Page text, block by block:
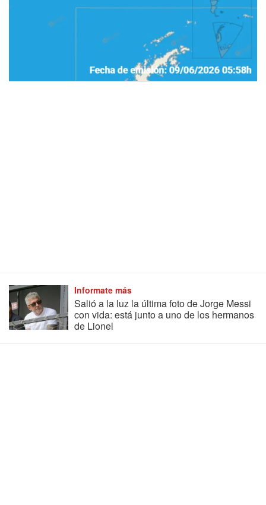
Informate más
Salió a la luz la última foto de Jorge Messi
con vida: está junto a uno de los hermanos
de Lionel